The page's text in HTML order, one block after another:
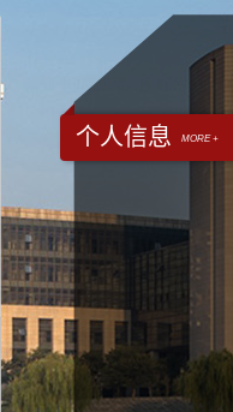
个人信息 MORE +